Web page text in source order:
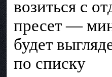
возиться с
пресет —
будет
по списку